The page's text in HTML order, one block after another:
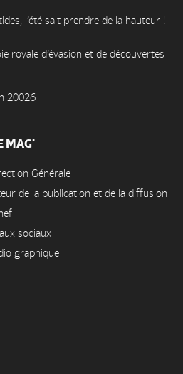
l’été sait prendre de la hauteur !
royale d’évasion et de découvertes
20026
MAG'
Générale
de la publication et de la diffusion
sociaux
graphique